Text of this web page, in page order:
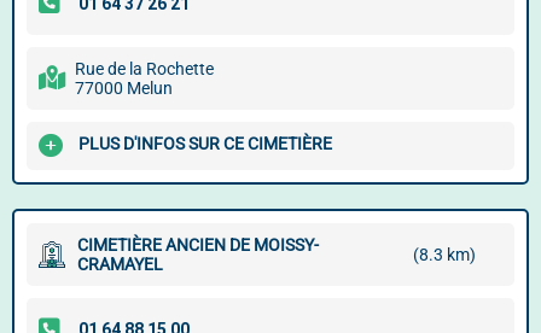
Rue de la Rochette
77000 Melun
PLUS D'INFOS SUR CE CIMETIÈRE
CIMETIÈRE ANCIEN DE MOISSY-
CRAMAYEL
(8.3 km)